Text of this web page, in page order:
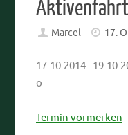
Aktivenfahrt
Marcel 17.
17.10.2014 -
o
Termin vormerken